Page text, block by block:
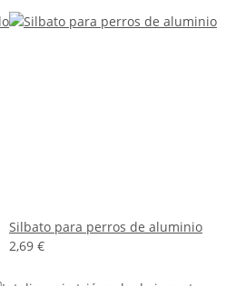
Silbato para perros de aluminio
2,69 €